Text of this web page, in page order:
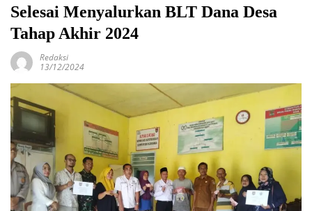
Selesai Menyalurkan BLT Dana Desa
Tahap Akhir 2024
Redaksi
13/12/2024